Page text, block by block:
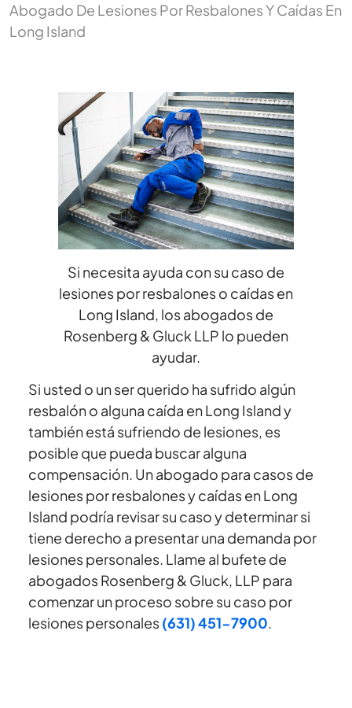
Abogado De Lesiones Por Resbalones Y Caídas En
Long Island
Si necesita ayuda con su caso de
lesiones por resbalones o caídas en
Long Island, los abogados de
Rosenberg & Gluck LLP lo pueden
ayudar.
Si usted o un ser querido ha sufrido algún
resbalón o alguna caída en Long Island y
también está sufriendo de lesiones, es
posible que pueda buscar alguna
compensación. Un abogado para casos de
lesiones por resbalones y caídas en Long
Island podría revisar su caso y determinar si
tiene derecho a presentar una demanda por
lesiones personales. Llame al bufete de
abogados Rosenberg & Gluck, LLP para
comenzar un proceso sobre su caso por
lesiones personales(631) 451-7900.